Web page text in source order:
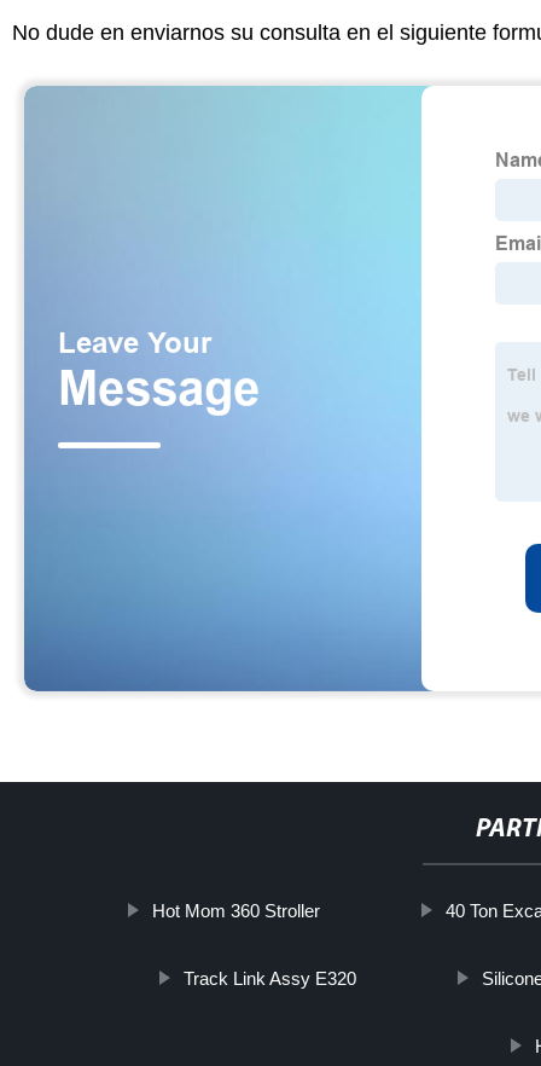
No dude en enviarnos su consulta en el siguiente
Hot Mom 360 Stroller 40 Ton
Track Link Assy E320